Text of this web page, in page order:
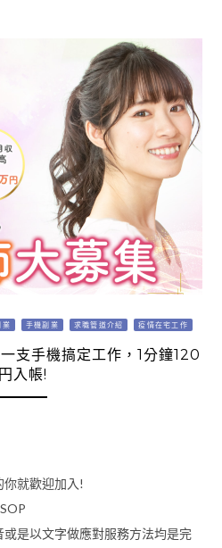
業 手機副業 求職管道介紹 疫情在宅工作
支手機搞定工作，1分鐘120
円入帳!
你就歡迎加入!
是以文字做應對服務方法均是完